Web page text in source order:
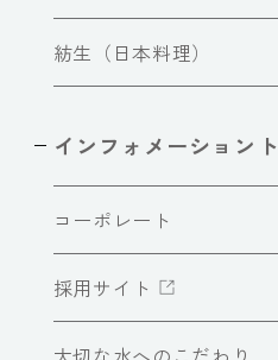
紡生（日本料理）
インフォメーショント
コーポレート
採用サイト